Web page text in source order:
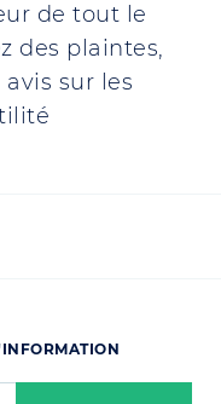
de tout le
des plaintes,
sur les